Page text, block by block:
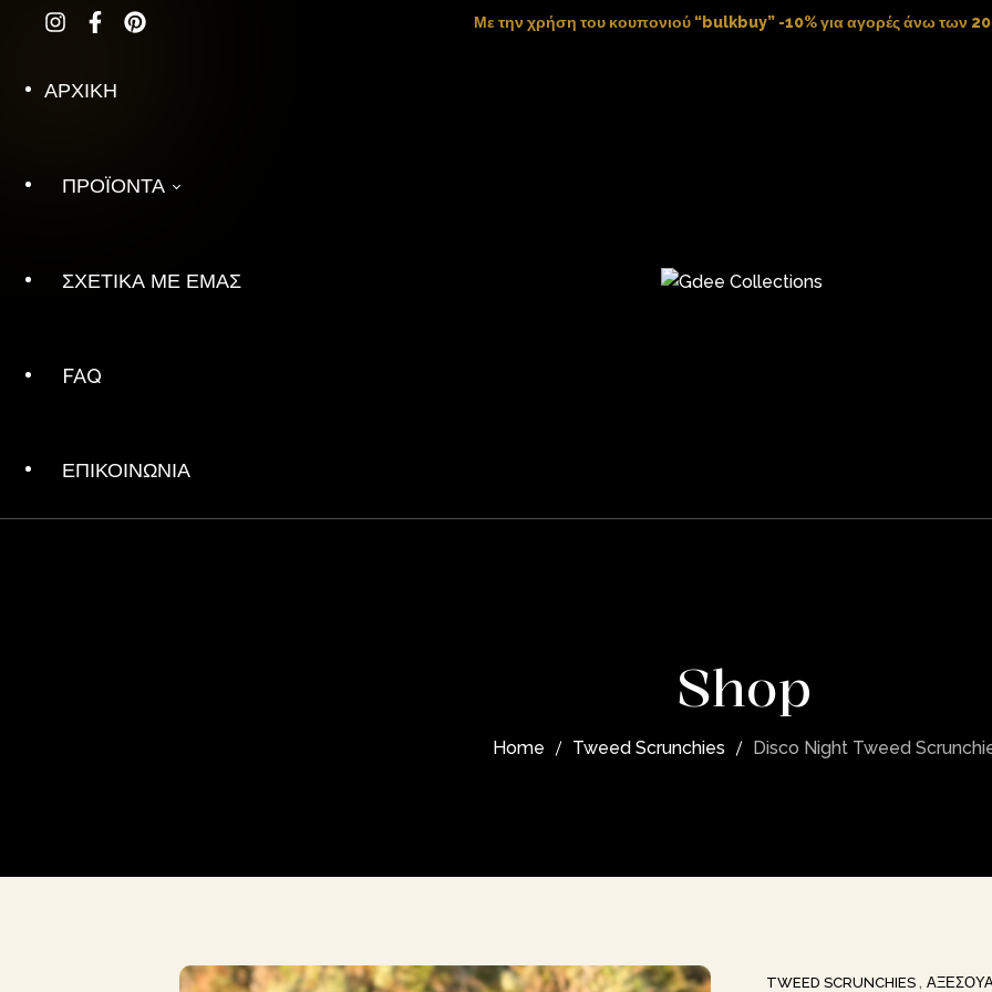
Με την χρήση του κουπονιού “bulkbuy” -10% για αγορές άνω των
ΑΡΧΙΚΗ
ΠΡΟΪΟΝΤΑ
ΣΧΕΤΙΚΑ ΜΕ ΕΜΑΣ
FAQ
ΕΠΙΚΟΙΝΩΝΙΑ
Φουστες
Frozen Lemons Clutch Bag
Shop
Home Tweed Scrunchies Disco Night Tweed
TWEED SCRUNCHIES,